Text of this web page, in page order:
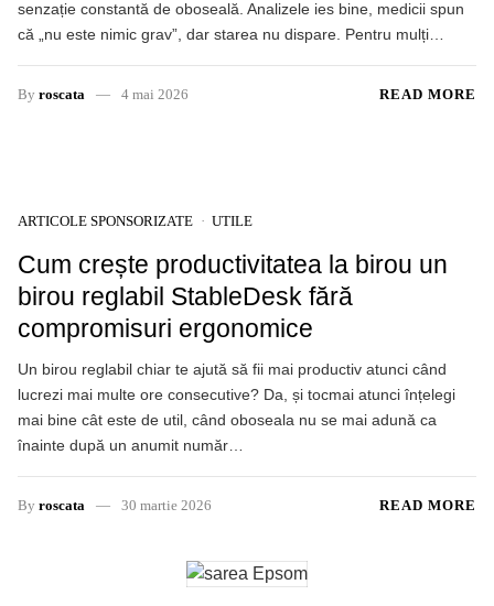
senzație constantă de oboseală. Analizele ies bine, medicii spun
că „nu este nimic grav”, dar starea nu dispare. Pentru mulți…
By roscata 4 mai 2026 READ MORE
ARTICOLE SPONSORIZATE UTILE
Cum crește productivitatea la birou un
birou reglabil StableDesk fără
compromisuri ergonomice
Un birou reglabil chiar te ajută să fii mai productiv atunci când
lucrezi mai multe ore consecutive? Da, și tocmai atunci înțelegi
mai bine cât este de util, când oboseala nu se mai adună ca
înainte după un anumit număr…
By roscata 30 martie 2026 READ MORE